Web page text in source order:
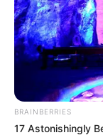
BRAINBERRIES
17 Astonishingly